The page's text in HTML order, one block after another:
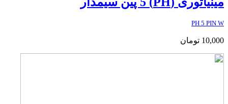
PH 5 PIN W
10,000 تومان